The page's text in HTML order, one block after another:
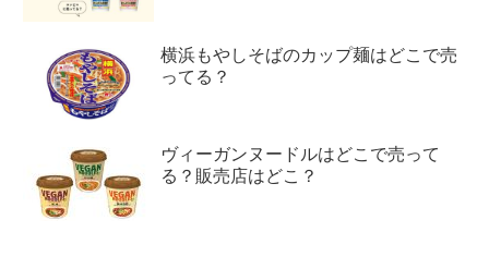
横浜もやしそばのカップ麺はどこで売
ってる？
ヴィーガンヌードルはどこで売って
る？販売店はどこ？